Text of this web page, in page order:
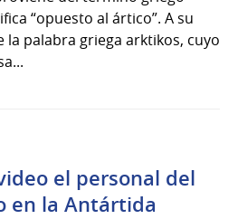
“opuesto al ártico”. A su
la palabra griega arktikos, cuyo
el personal del
en la Antártida